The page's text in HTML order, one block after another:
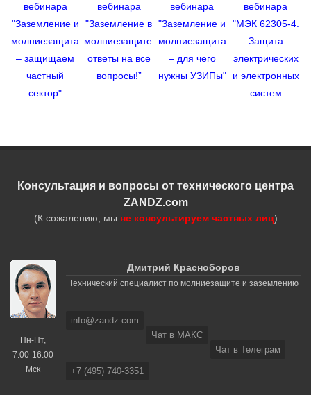
вебинара
"Заземление и
молниезащита
– защищаем
частный
сектор"
вебинара
"Заземление в
молниезащите:
ответы на все
вопросы!”
вебинара
"Заземление и
молниезащита
– для чего
нужны УЗИПы"
вебинара
"МЭК 62305-4.
Защита
электрических
и электронных
систем
Консультация и вопросы от технического центра
ZANDZ.com
(К сожалению, мы не консультируем частных лиц)
Пн-Пт,
7:00-16:00
Мск
Дмитрий Красноборов
Технический специалист по молниезащите и заземлению
info@zandz.com
Чат в МАКС
Чат в Телеграм
+7 (495) 740-3351